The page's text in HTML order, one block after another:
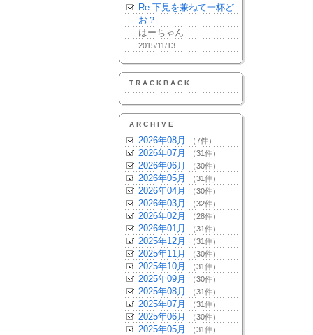
Re:下見を兼ねて一杯ど
お？
はーちゃん
2015/11/13
TRACKBACK
ARCHIVE
2026年08月 （7件）
2026年07月 （31件）
2026年06月 （30件）
2026年05月 （31件）
2026年04月 （30件）
2026年03月 （32件）
2026年02月 （28件）
2026年01月 （31件）
2025年12月 （31件）
2025年11月 （30件）
2025年10月 （31件）
2025年09月 （30件）
2025年08月 （31件）
2025年07月 （31件）
2025年06月 （30件）
2025年05月 （31件）